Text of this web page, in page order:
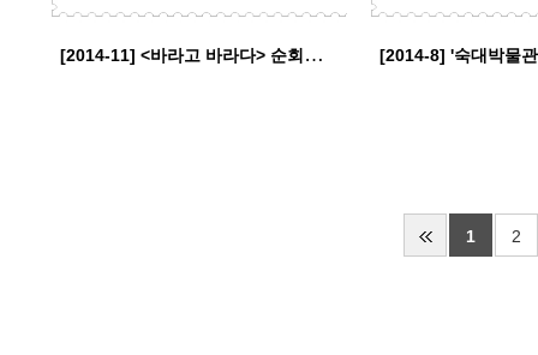
[2014-11] <바라고 바라다> 순회전 개최
1 2